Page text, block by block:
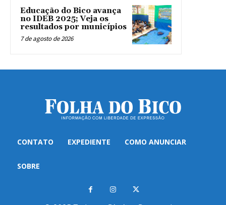
Educação do Bico avança
no IDEB 2025; Veja os
resultados por municípios
7 de agosto de 2026
CONTATO EXPEDIENTE COMO ANUNCIAR
SOBRE